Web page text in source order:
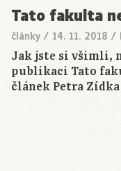
Tato fakulta
články / 14. 11. 2018 /
Jak jste si všimli,
publikaci Tato
článek Petra